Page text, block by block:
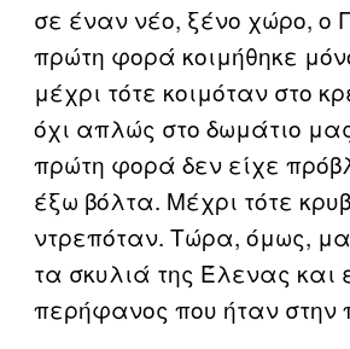
σε έναν νέο, ξένο χώρο, ο
πρώτη φορά κοιμήθηκε
μέχρι τότε κοιμόταν στο
όχι απλώς στο δωμάτιο
πρώτη φορά δεν είχε
έξω βόλτα. Μέχρι τότε
ντρεπόταν. Τώρα, όμως,
τα σκυλιά της Έλενας και
περήφανος που ήταν στην